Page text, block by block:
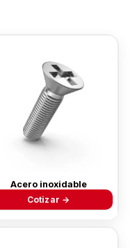
Acero inoxidable
Cotizar →